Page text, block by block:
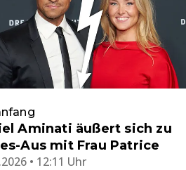
Aminati äußert sich zu
Aus mit Frau Patrice
• 12:11 Uhr